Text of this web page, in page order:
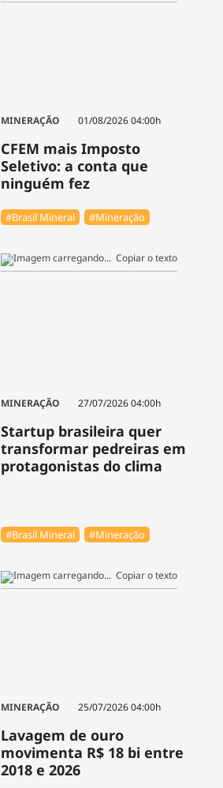
MINERAÇÃO 01/08/2026 04:00h
CFEM mais Imposto
Seletivo: a conta que
ninguém fez
#Brasil Mineral #Mineração
Copiar o texto
MINERAÇÃO 27/07/2026 04:00h
Startup brasileira quer
transformar pedreiras em
protagonistas do clima
#Brasil Mineral #Mineração
Copiar o texto
MINERAÇÃO 25/07/2026 04:00h
Lavagem de ouro
movimenta R$ 18 bi entre
2018 e 2026